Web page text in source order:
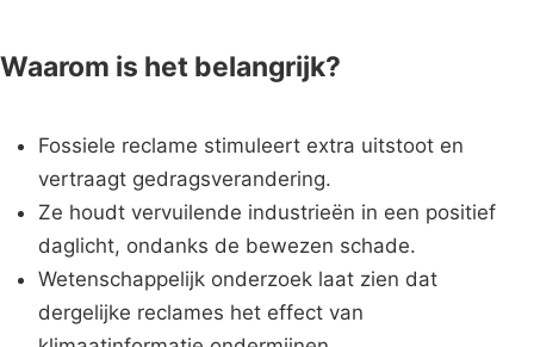
Waarom is het belangrijk?
Fossiele reclame stimuleert extra uitstoot en
vertraagt gedragsverandering.
Ze houdt vervuilende industrieën in een positief
daglicht, ondanks de bewezen schade.
Wetenschappelijk onderzoek laat zien dat
dergelijke reclames het effect van